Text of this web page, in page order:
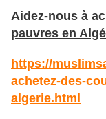
Aidez-nous à
pauvres en
https://
achetez-des-
algerie.html